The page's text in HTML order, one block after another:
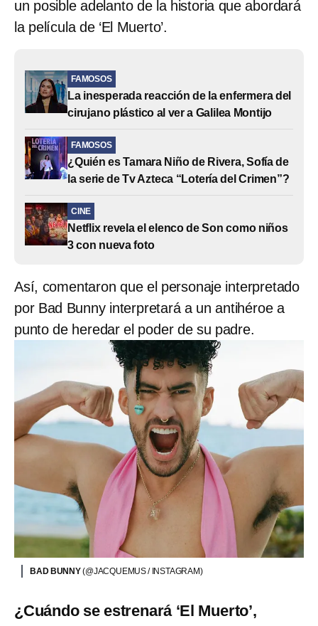
un posible adelanto de la historia que abordará
la película de ‘El Muerto’.
FAMOSOS
La inesperada reacción de la enfermera del
cirujano plástico al ver a Galilea Montijo
FAMOSOS
¿Quién es Tamara Niño de Rivera, Sofía de
la serie de Tv Azteca “Lotería del Crimen”?
CINE
Netflix revela el elenco de Son como niños
3 con nueva foto
Así, comentaron que el personaje interpretado
por Bad Bunny interpretará a un antihéroe a
punto de heredar el poder de su padre.
BAD BUNNY(@JACQUEMUS / INSTAGRAM)
¿Cuándo se estrenará ‘El Muerto’,